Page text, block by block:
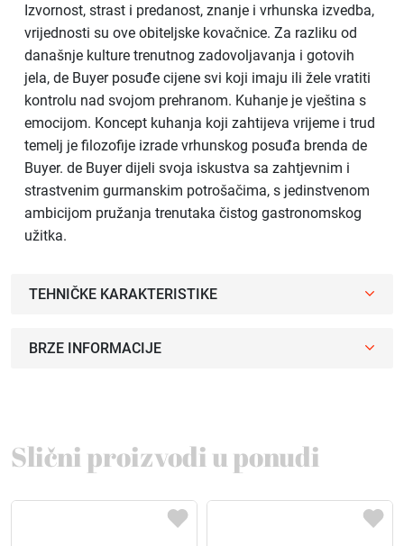
Izvornost, strast i predanost, znanje i vrhunska izvedba,
vrijednosti su ove obiteljske kovačnice. Za razliku od
današnje kulture trenutnog zadovoljavanja i gotovih
jela, de Buyer posuđe cijene svi koji imaju ili žele vratiti
kontrolu nad svojom prehranom. Kuhanje je vještina s
emocijom. Koncept kuhanja koji zahtijeva vrijeme i trud
temelj je filozofije izrade vrhunskog posuđa brenda de
Buyer. de Buyer dijeli svoja iskustva sa zahtjevnim i
strastvenim gurmanskim potrošačima, s jedinstvenom
ambicijom pružanja trenutaka čistog gastronomskog
užitka.
TEHNIČKE KARAKTERISTIKE
BRZE INFORMACIJE
Slični proizvodi u ponudi